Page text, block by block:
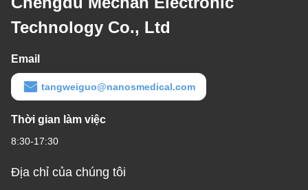
Technology Co., Ltd
Email
tangweiguo@nanosmedical.com
Thời gian làm việc
8:30-17:30
Địa chỉ của chúng tôi